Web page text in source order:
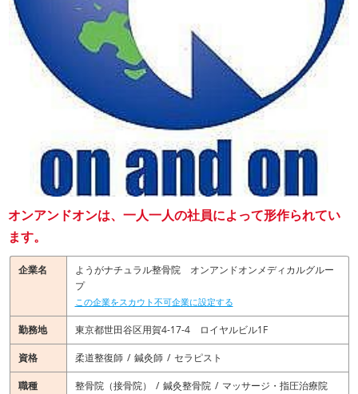
オンアンドオンは、一人一人の社員によって形作られてい
ます。
企業名
ようがナチュラル整骨院 オンアンドオンメディカルグルー
プ
この企業をスカウト不可企業に設定する
勤務地 東京都世田谷区用賀4-17-4 ロイヤルビル1F
資格 柔道整復師 鍼灸師 セラピスト
職種 整骨院（接骨院） 鍼灸整骨院 マッサージ・指圧治療院